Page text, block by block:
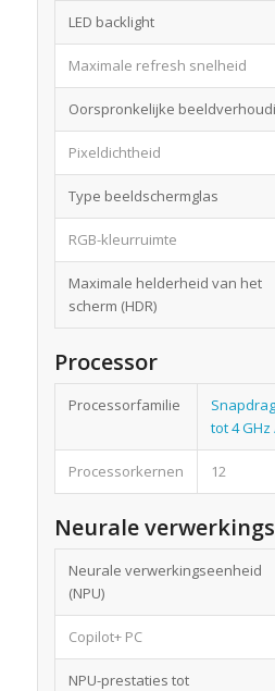
LED backlight
Maximale refresh snelheid
Oorspronkelijke
Pixeldichtheid
Type beeldschermglas
RGB-kleurruimte
Maximale helderheid van het
scherm (HDR)
Processor
Processorfamilie
tot 4 GHz
Processorkernen 12
Neurale
Neurale verwerkingseenheid
(NPU)
Copilot+ PC
NPU-prestaties tot